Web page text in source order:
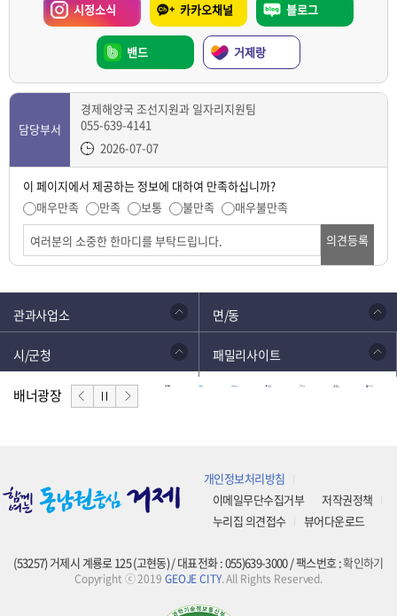
시정소식 카카오채널 블로그
밴드 거제랑
담당부서
경제해양국 조선지원과 일자리지원팀
055-639-4141
2026-07-07
이 페이지에서 제공하는 정보에 대하여 만족하십니까?
매우만족
만족 보통 불만족
매우불만족
의견등록
관과사업소 면/동
시/군청 패밀리사이트
배너광장
개인정보처리방침
이메일무단수집거부
저작권정책
누리집 의견접수
뷰어다운로드
(53257) 거제시 계룡로 125 (고현동) / 대표전화 : 055)639-3000 / 팩스번호 :확인하기
Copyright ⓒ 2019 GEOJE CITY. All Rights Reserved.